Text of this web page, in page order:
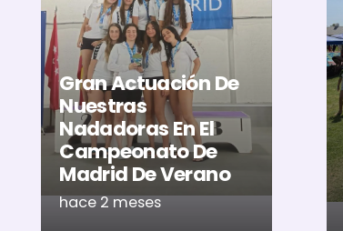
Gran Actuación De
Nuestras
Nadadoras En El
Campeonato De
Madrid De Verano
hace 2 meses